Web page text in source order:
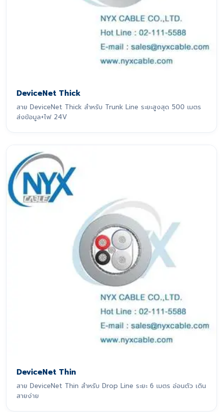
DeviceNet Thick
สาย DeviceNet Thick สำหรับ Trunk Line ระยะสูงสุด 500 เมตร
ส่งข้อมูล+ไฟ 24V
DeviceNet Thin
สาย DeviceNet Thin สำหรับ Drop Line ระยะ 6 เมตร อ่อนตัว เดิน
สายง่าย